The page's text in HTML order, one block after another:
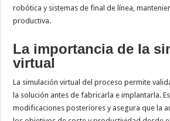
robótica y sistemas de final de línea,
productiva.
La importancia de la
virtual
La simulación virtual del proceso permite
la solución antes de fabricarla e implantarla.
modificaciones posteriores y asegura que la